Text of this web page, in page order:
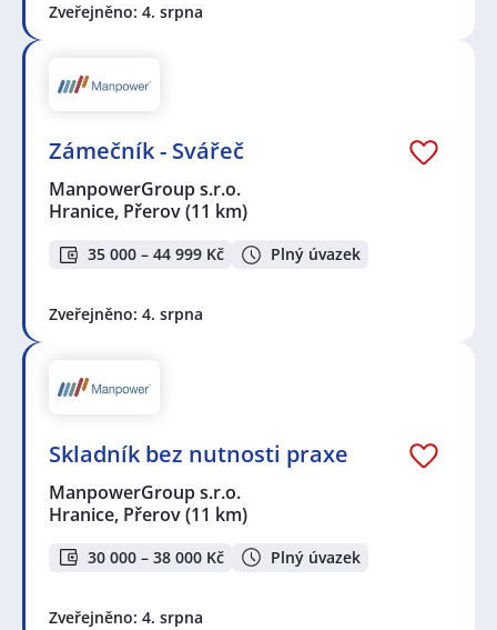
Zveřejněno: 4. srpna
Zámečník - Svářeč
ManpowerGroup s.r.o.
Hranice, Přerov(11 km)
35 000 – 44 999 Kč Plný úvazek
Zveřejněno: 4. srpna
Skladník bez nutnosti praxe
ManpowerGroup s.r.o.
Hranice, Přerov(11 km)
30 000 – 38 000 Kč Plný úvazek
Zveřejněno: 4. srpna